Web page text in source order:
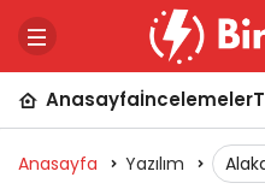
Anasayfaİncelemeler
Anasayfa Yazılım